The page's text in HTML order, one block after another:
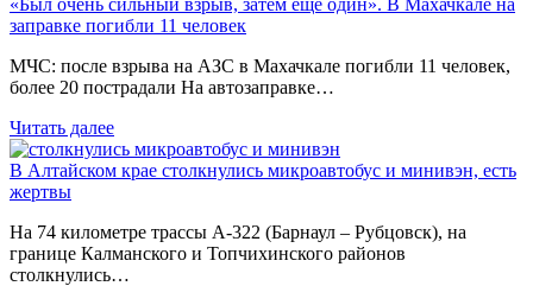
заправке погибли 11 человек
МЧС: после взрыва на АЗС в Махачкале погибли 11 человек,
более 20 пострадали На автозаправке…
Читать далее
В Алтайском крае столкнулись микроавтобус и минивэн, есть
жертвы
На 74 километре трассы А-322 (Барнаул – Рубцовск), на
границе Калманского и Топчихинского районов
столкнулись…